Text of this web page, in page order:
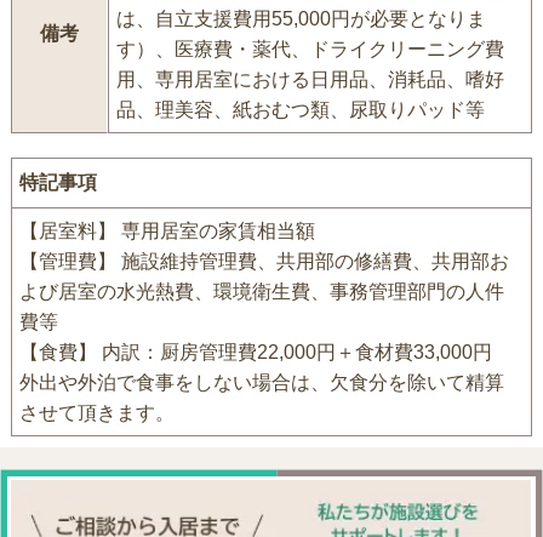
備考
は、自立支援費用55,000円が必要となりま
す）、医療費・薬代、ドライクリーニング費
用、専用居室における日用品、消耗品、嗜好
品、理美容、紙おむつ類、尿取りパッド等
特記事項
【居室料】 専用居室の家賃相当額
【管理費】 施設維持管理費、共用部の修繕費、共用部お
よび居室の水光熱費、環境衛生費、事務管理部門の人件
費等
【食費】 内訳：厨房管理費22,000円＋食材費33,000円
外出や外泊で食事をしない場合は、欠食分を除いて精算
させて頂きます。